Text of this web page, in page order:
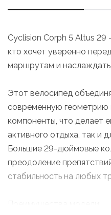
Cyclision Corph 5 Altus 29
кто хочет уверенно
маршрутам и
Этот велосипед
современную геометрию
компоненты, что делает
активного отдыха, так и
Большие 29-дюймовые
преодоление
стабильность на любых